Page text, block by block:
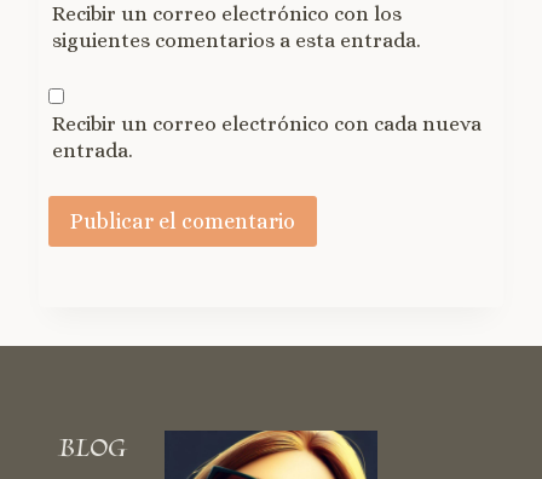
Recibir un correo electrónico con los
siguientes comentarios a esta entrada.
Recibir un correo electrónico con cada nueva
entrada.
BLOG